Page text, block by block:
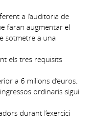
a l’auditoria de
faran augmentar el
sotmetre a una
els tres requisits
a 6 milions d’euros.
ordinaris sigui
durant l’exercici